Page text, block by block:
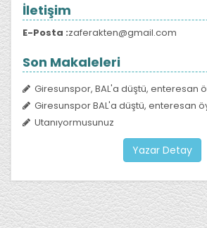
İletişim
E-Posta :zaferakten@gmail.com
Son Makaleleri
Giresunspor, BAL'a düştü, enteresan
Giresunspor BAL'a düştü, enteresan
Utanıyormusunuz
Yazar Detay